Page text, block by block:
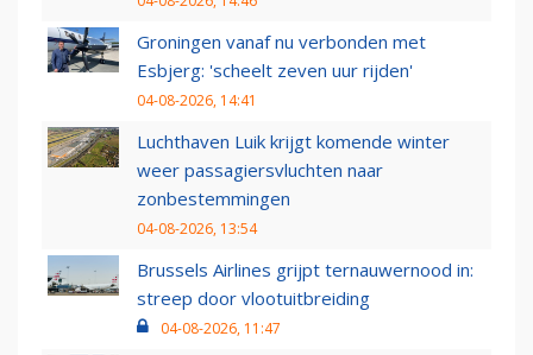
Groningen vanaf nu verbonden met
Esbjerg: 'scheelt zeven uur rijden'
04-08-2026, 14:41
Luchthaven Luik krijgt komende winter
weer passagiersvluchten naar
zonbestemmingen
04-08-2026, 13:54
Brussels Airlines grijpt ternauwernood in:
streep door vlootuitbreiding
04-08-2026, 11:47